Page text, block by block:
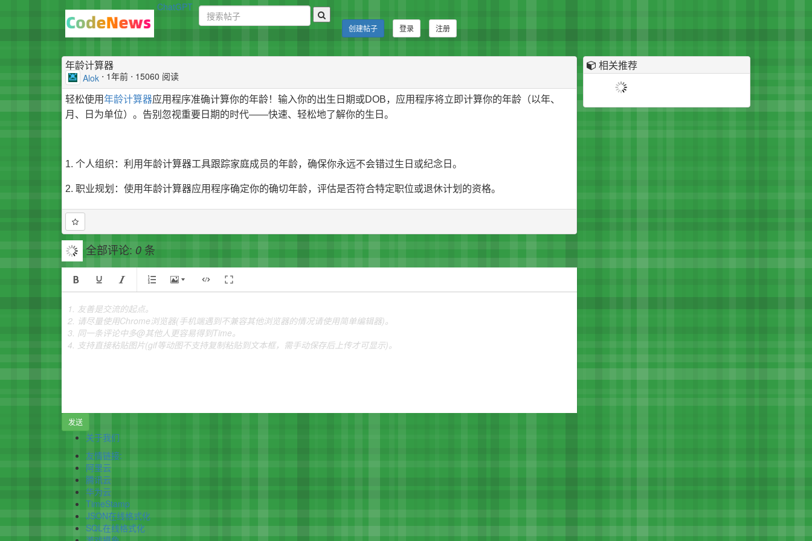
ChatGPT
创建帖子 登录 注册
年龄计算器
Alok ⋅ 1年前 ⋅ 15060 阅读
轻松使用年龄计算器应用程序准确计算你的年龄！输入你的出生日期或DOB，应用程序将立即计算你的年龄（以年、
月、日为单位）。告别忽视重要日期的时代——快速、轻松地了解你的生日。
1. 个人组织：利用年龄计算器工具跟踪家庭成员的年龄，确保你永远不会错过生日或纪念日。
2. 职业规划：使用年龄计算器应用程序确定你的确切年龄，评估是否符合特定职位或退休计划的资格。
全部评论: 0 条
1. 友善是交流的起点。
2. 请尽量使用Chrome浏览器(手机端遇到不兼容其他浏览器的情况请使用简单编辑器)。
3. 同一条评论中多@其他人更容易得到Time。
4. 支持直接粘贴图片(gif等动图不支持复制粘贴到文本框，需手动保存后上传才可显示)。
发送
相关推荐
关于我们
友情链接:
阿里云
腾讯云
华为云
TimeStamp
JSON在线格式化
SQL在线格式化